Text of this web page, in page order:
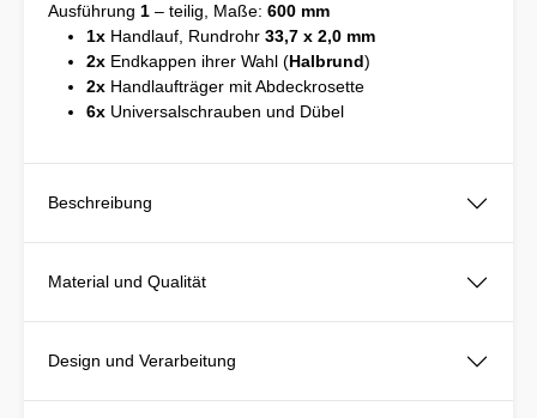
Ausführung 1 – teilig, Maße: 600 mm
1x Handlauf, Rundrohr 33,7 x 2,0 mm
2x Endkappen ihrer Wahl (Halbrund)
2x Handlaufträger mit Abdeckrosette
6x Universalschrauben und Dübel
Beschreibung
Material und Qualität
Design und Verarbeitung